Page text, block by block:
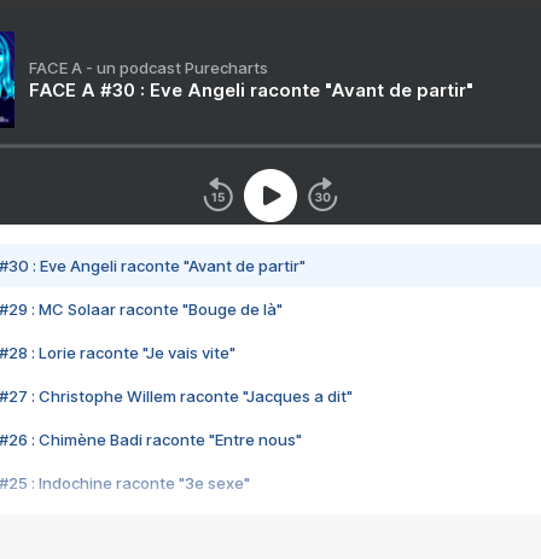
FACE A - un podcast Purecharts
FACE A #30 : Eve Angeli raconte "Avant de partir"
#30 : Eve Angeli raconte "Avant de partir"
#29 : MC Solaar raconte "Bouge de là"
#28 : Lorie raconte "Je vais vite"
#27 : Christophe Willem raconte "Jacques a dit"
#26 : Chimène Badi raconte "Entre nous"
#25 : Indochine raconte "3e sexe"